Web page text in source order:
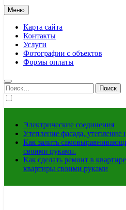
Меню
Карта сайта
Контакты
Услуги
Фотографии с объектов
Формы оплаты
Найти:
Электрические соединения
Утепление фасада, утепление
Как залить
своими руками.
Как сделать ремонт в
квартиры своими руками